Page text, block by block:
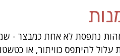
נתפסת לא אחת כמבצר -
עלול להיתפס כוויתור, או